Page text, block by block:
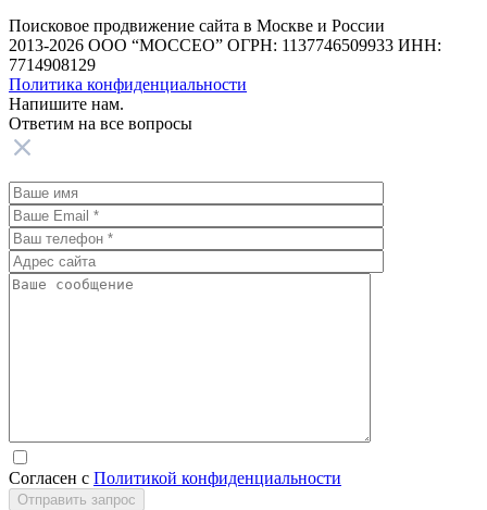
Поисковое продвижение сайта в Москве и России
2013-2026 ООО “МОССЕО” ОГРН: 1137746509933 ИНН:
7714908129
Политика конфиденциальности
Напишите нам.
Ответим на все вопросы
Согласен с Политикой конфиденциальности
Отправить запрос